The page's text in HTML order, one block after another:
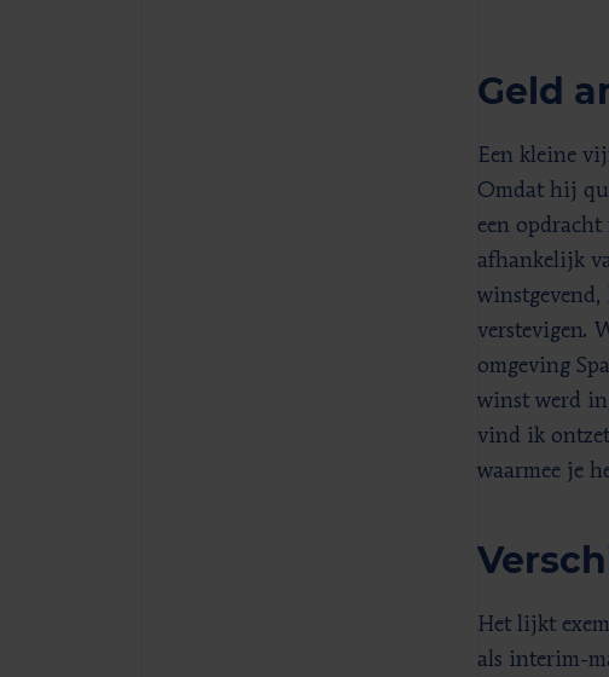
Geld
Een kleine
Omdat hij
een
afhankelijk
verstevigen.
omgeving
winst werd
vind ik
waarmee je
Het lijkt
als interim-